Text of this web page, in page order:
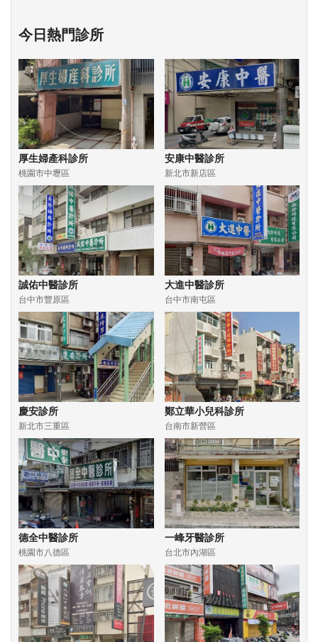
今日熱門診所
厚生婦產科診所
桃園市中壢區
安康中醫診所
新北市新店區
誠佑中醫診所
台中市豐原區
大進中醫診所
台中市南屯區
慶安診所
新北市三重區
鄭立華小兒科診所
台南市新營區
德全中醫診所
桃園市八德區
一峰牙醫診所
台北市內湖區